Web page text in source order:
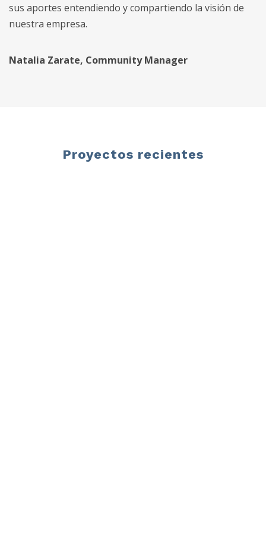
sus aportes entendiendo y compartiendo la visión de
nuestra empresa.
Natalia Zarate, Community Manager
Proyectos recientes